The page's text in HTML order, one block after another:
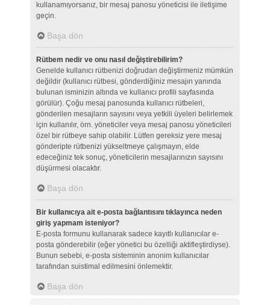
kullanamıyorsanız, bir mesaj panosu yöneticisi ile iletişime
geçin.
Başa dön
Rütbem nedir ve onu nasıl değiştirebilirim?
Genelde kullanıcı rütbenizi doğrudan değiştirmeniz mümkün
değildir (kullanıcı rütbesi, gönderdiğiniz mesajın yanında
bulunan isminizin altında ve kullanıcı profili sayfasında
görülür). Çoğu mesaj panosunda kullanıcı rütbeleri,
gönderilen mesajların sayısını veya yetkili üyeleri belirlemek
için kullanılır, örn. yöneticiler veya mesaj panosu yöneticileri
özel bir rütbeye sahip olabilir. Lütfen gereksiz yere mesaj
gönderipte rütbenizi yükseltmeye çalışmayın, elde
edeceğiniz tek sonuç, yöneticilerin mesajlarınızın sayısını
düşürmesi olacaktır.
Başa dön
Bir kullanıcıya ait e-posta bağlantısını tıklayınca neden
giriş yapmam isteniyor?
E-posta formunu kullanarak sadece kayıtlı kullanıcılar e-
posta gönderebilir (eğer yönetici bu özelliği aktifleştirdiyse).
Bunun sebebi, e-posta sisteminin anonim kullanıcılar
tarafından suistimal edilmesini önlemektir.
Başa dön